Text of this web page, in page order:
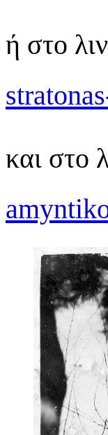
ή στο
και στο